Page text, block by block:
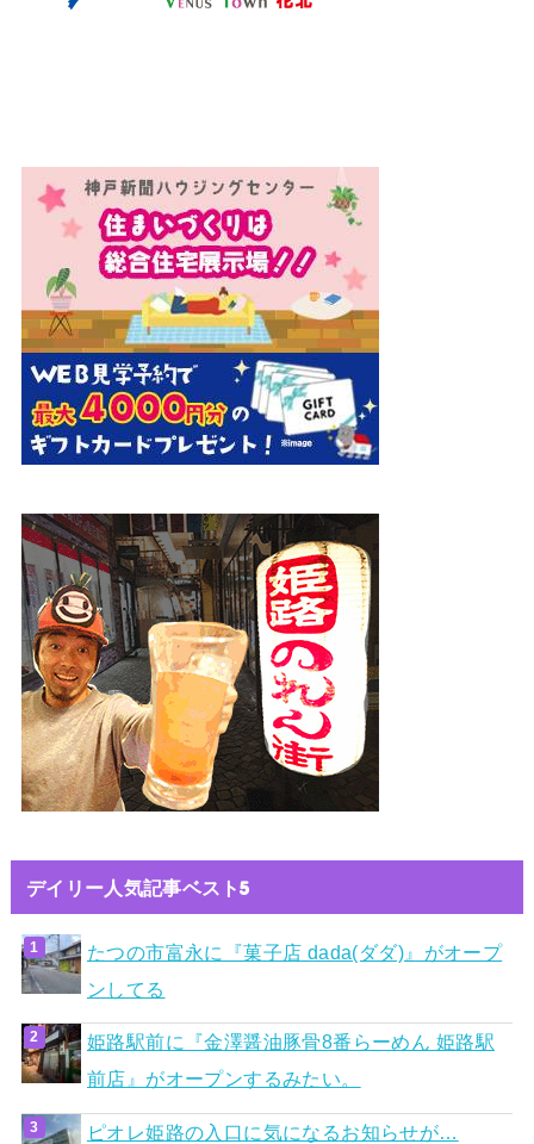
デイリー人気記事ベスト5
たつの市富永に『菓子店 dada(ダダ)』がオープ
ンしてる
姫路駅前に『金澤醤油豚骨8番らーめん 姫路駅
前店』がオープンするみたい。
ピオレ姫路の入口に気になるお知らせが…